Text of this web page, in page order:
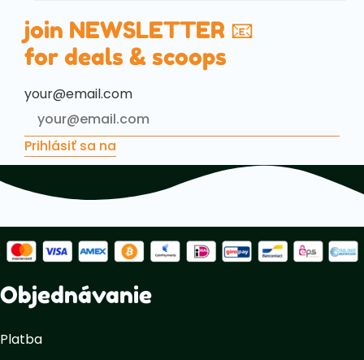
join NEWSLETTER 📧
for deals & scoops
your@email.com
Prihlásiť sa na
Objednávanie
Platba